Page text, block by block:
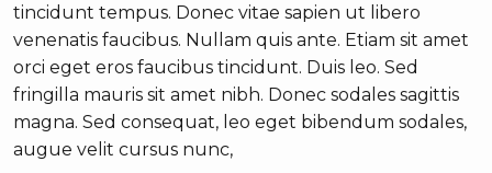
tincidunt tempus. Donec vitae sapien ut libero
venenatis faucibus. Nullam quis ante. Etiam sit amet
orci eget eros faucibus tincidunt. Duis leo. Sed
fringilla mauris sit amet nibh. Donec sodales sagittis
magna. Sed consequat, leo eget bibendum sodales,
augue velit cursus nunc,